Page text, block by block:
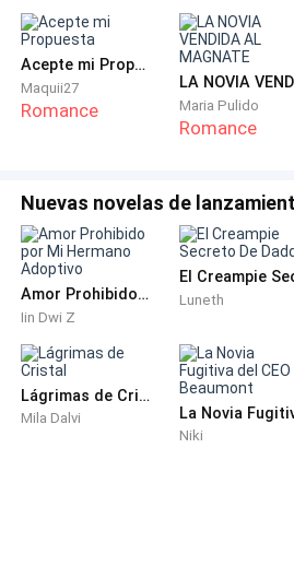
—Si es sobre la demanda por el
helicóptero, dile que lo grabé yo
—Es peor. El sello nos ha
producciones son "demasiado
Quieren que te limpies la imagen.
Dante soltó una carcajada ronca,
profunda que parecía salir de
—¿Limpiarme? Yo no soy un
Leo. Soy el sonido.
Acepte mi Propuesta
Maquii27
Romance Maria Pulido
Romance
Nuevas novelas de
Amor Prohibido por Mi Hermano Adoptivo
Iin Dwi Z
Luneth
Lágrimas de Cristal
Mila Dalvi
Niki